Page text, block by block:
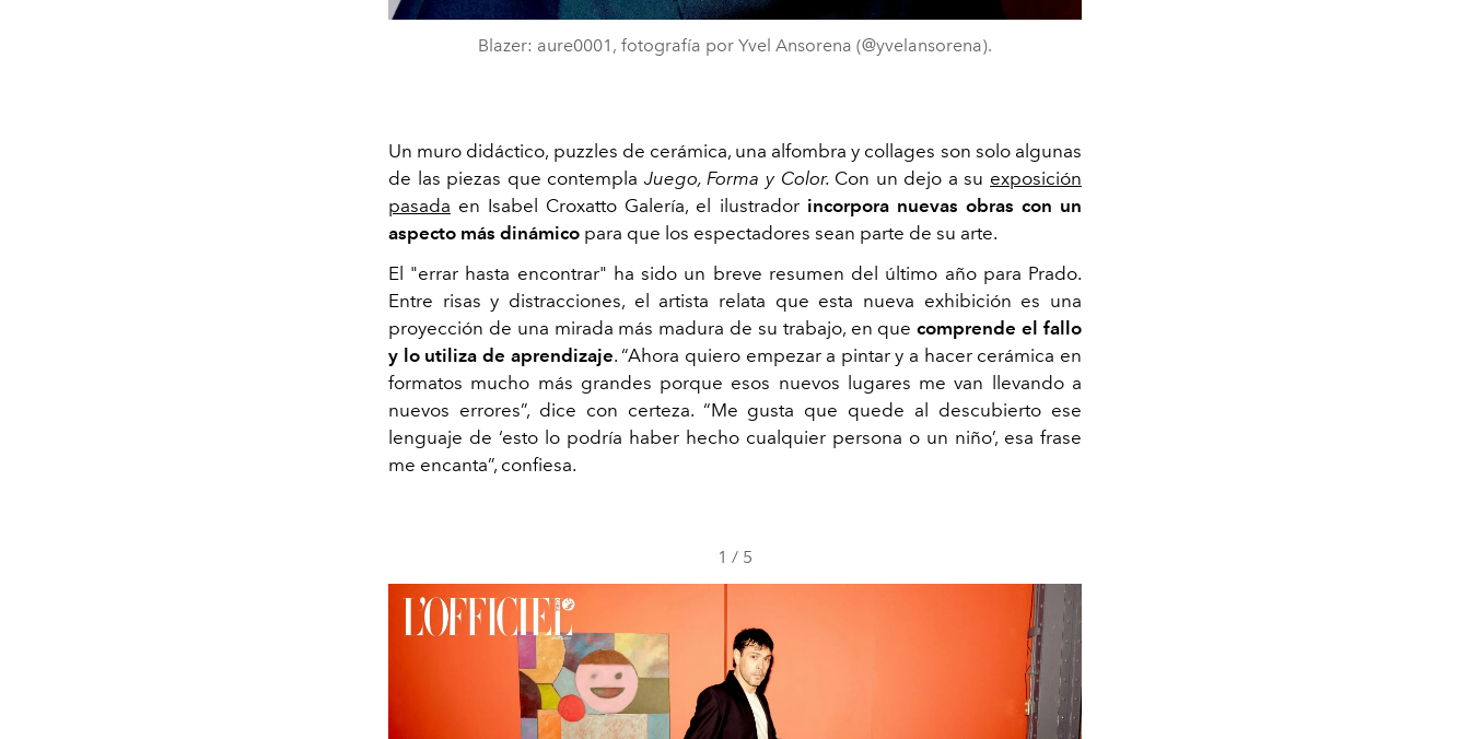
Blazer: aure0001, fotografía por Yvel Ansorena (@yvelansorena).
Un muro didáctico, puzzles de cerámica, una alfombra y collages son solo algunas
de las piezas que contempla Juego, Forma y Color. Con un dejo a su exposición
pasada en Isabel Croxatto Galería, el ilustrador incorpora nuevas obras con un
aspecto más dinámico para que los espectadores sean parte de su arte.
El "errar hasta encontrar" ha sido un breve resumen del último año para Prado.
Entre risas y distracciones, el artista relata que esta nueva exhibición es una
proyección de una mirada más madura de su trabajo, en quecomprende el fallo
y lo utiliza de aprendizaje. “Ahora quiero empezar a pintar y a hacer cerámica en
formatos mucho más grandes porque esos nuevos lugares me van llevando a
nuevos errores”, dice con certeza. “Me gusta que quede al descubierto ese
lenguaje de ‘esto lo podría haber hecho cualquier persona o un niño’, esa frase
me encanta”, confiesa.
1 / 5